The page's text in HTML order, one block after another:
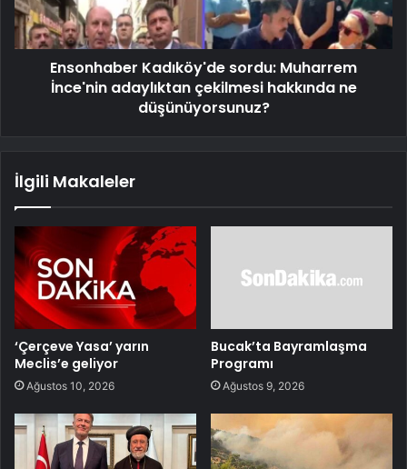
Ensonhaber Kadıköy'de sordu: Muharrem
İnce'nin adaylıktan çekilmesi hakkında ne
düşünüyorsunuz?
İlgili Makaleler
‘Çerçeve Yasa’ yarın
Meclis’e geliyor
Ağustos 10, 2026
Bucak’ta Bayramlaşma
Programı
Ağustos 9, 2026